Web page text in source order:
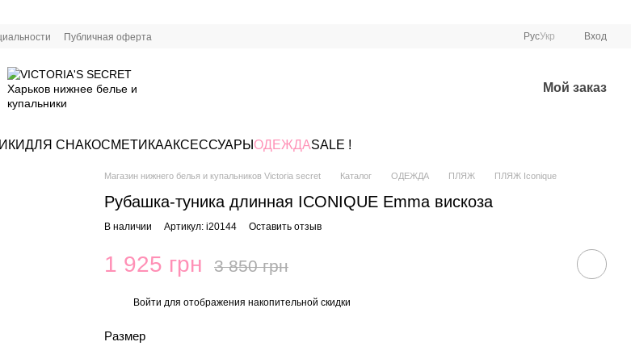
Публичная оферта РусУкр Вход
Мой заказ
ДЛЯ СНАКОСМЕТИКААКСЕССУАРЫ ОДЕЖДАSALE !
Магазин нижнего белья и купальников Victoria secret Каталог ОДЕЖДА ПЛЯЖ ПЛЯЖ Iconique
Рубашка-туника длинная ICONIQUE Emma вискоза
В наличии Артикул: i20144 Оставить отзыв
1 925 грн 3 850 грн
Войти для отображения накопительной скидки
Размер